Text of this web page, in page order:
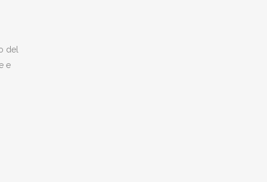
del
e